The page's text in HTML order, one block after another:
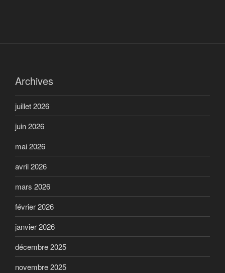
Archives
juillet 2026
juin 2026
mai 2026
avril 2026
mars 2026
février 2026
janvier 2026
décembre 2025
novembre 2025